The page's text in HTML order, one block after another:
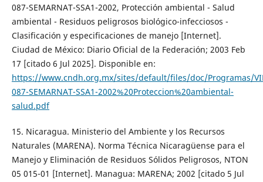
087-SEMARNAT-SSA1-2002, Protección ambiental - Salud
ambiental - Residuos peligrosos biológico-infecciosos -
Clasificación y especificaciones de manejo [Internet].
Ciudad de México: Diario Oficial de la Federación; 2003 Feb
17 [citado 6 Jul 2025]. Disponible en:
https://www.cndh.org.mx/sites/default/files/doc/Programas/
087-SEMARNAT-SSA1-2002%20Proteccion%20ambiental-
salud.pdf
15. Nicaragua. Ministerio del Ambiente y los Recursos
Naturales (MARENA). Norma Técnica Nicaragüense para el
Manejo y Eliminación de Residuos Sólidos Peligrosos, NTON
05 015-01 [Internet]. Managua: MARENA; 2002 [citado 5 Jul